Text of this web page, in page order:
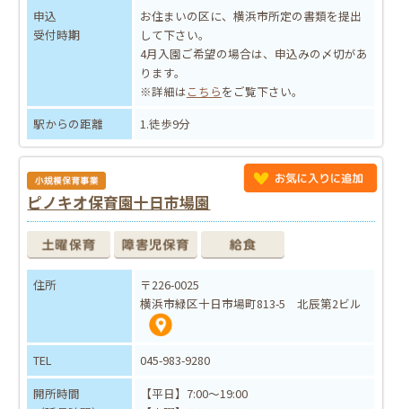
申込
受付時期
お住まいの区に、横浜市所定の書類を提出
して下さい。
4月入園ご希望の場合は、申込みの〆切があ
ります。
※詳細はこちらをご覧下さい。
駅からの距離
1.徒歩9分
ピノキオ保育園十日市場園
住所
〒226-0025
横浜市緑区十日市場町813-5 北辰第2ビル
TEL
045-983-9280
開所時間
【平日】7:00～19:00